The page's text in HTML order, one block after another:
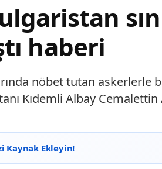
haberi
nöbet tutan askerlerle
Kıdemli Albay
Kaynak Ekleyin!